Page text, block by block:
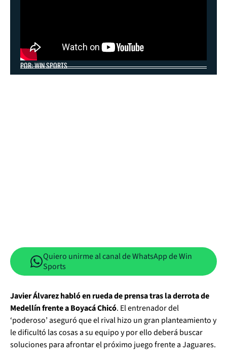
POR: WIN SPORTS
Quiero unirme al canal de WhatsApp de Win
Sports
Javier Álvarez habló en rueda de prensa tras la derrota de
Medellín frente a Boyacá Chicó. El entrenador del
‘poderoso’ aseguró que el rival hizo un gran planteamiento y
le dificultó las cosas a su equipo y por ello deberá buscar
soluciones para afrontar el próximo juego frente a Jaguares.